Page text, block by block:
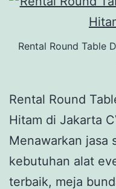
Rental Round Table
Rental Round
Hitam di Jakarta
Menawarkan jasa
kebutuhan alat
terbaik, meja